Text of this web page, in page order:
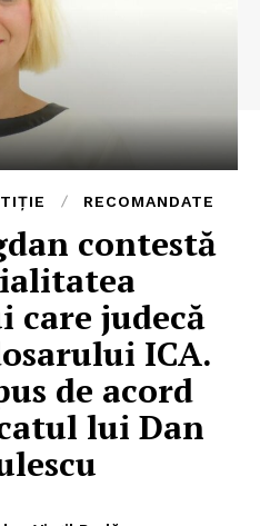
RECOMANDATE
contestă
care judecă
ICA.
de acord
lui Dan